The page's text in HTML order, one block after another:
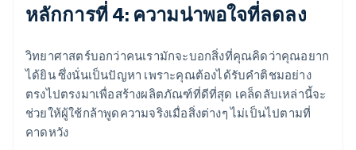
หลักการที่ 4: ความน่าพอใจที่ลดลง
วิทยาศาสตร์บอกว่าคนเรามักจะบอกสิ่งที่คุณคิดว่าคุณอยาก
ได้ยิน ซึ่งนั่นเป็นปัญหา เพราะคุณต้องได้รับคำติชมอย่าง
ตรงไปตรงมาเพื่อสร้างผลิตภัณฑ์ที่ดีที่สุด เคล็ดลับเหล่านี้จะ
ช่วยให้ผู้ใช้กล้าพูดความจริงเมื่อสิ่งต่างๆ ไม่เป็นไปตามที่
คาดหวัง